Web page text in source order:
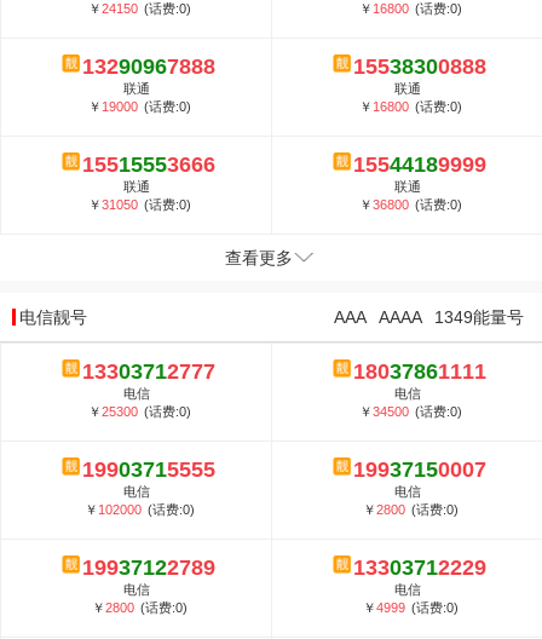
￥24150 (话费:0)
￥ 16800 (话费:0)
13290967888
联通
￥ 19000 (话费:0)
15538300888
联通
￥ 16800 (话费:0)
15515553666
联通
￥31050 (话费:0)
15544189999
联通
￥36800 (话费:0)
查看更多
电信靓号 1349能量号
AAAA
AAA
13303712777
电信
￥25300 (话费:0)
18037861111
电信
￥34500 (话费:0)
19903715555
电信
￥ 102000 (话费:0)
19937150007
电信
￥2800 (话费:0)
19937122789
电信
￥2800 (话费:0)
13303712229
电信
￥4999 (话费:0)